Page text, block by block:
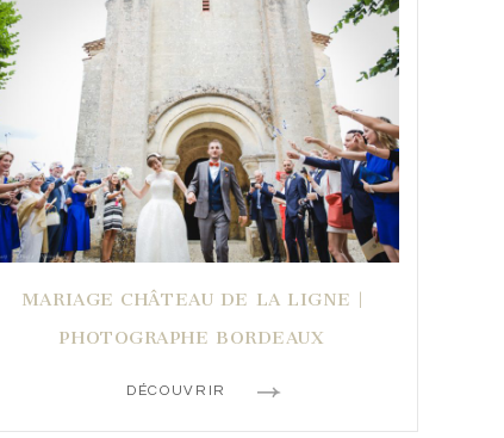
MARIAGE CHÂTEAU DE LA LIGNE |
PHOTOGRAPHE BORDEAUX
DÉCOUVRIR